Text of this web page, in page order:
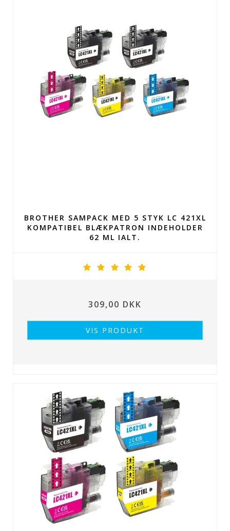
BROTHER SAMPACK MED 5 STYK LC 421XL
KOMPATIBEL BLÆKPATRON INDEHOLDER
62 ML IALT.
309,00 DKK
VIS PRODUKT